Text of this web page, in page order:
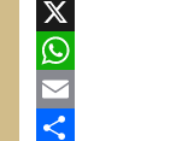
Facebook
X
WhatsApp
Email